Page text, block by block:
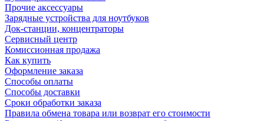
Прочие аксессуары
Зарядные устройства для ноутбуков
Док-станции, концентраторы
Сервисный центр
Комиссионная продажа
Как купить
Оформление заказа
Способы оплаты
Способы доставки
Сроки обработки заказа
Правила обмена товара или возврат его стоимости